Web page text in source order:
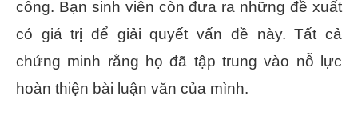
công. Bạn sinh viên còn đưa ra những đề xuất
có giá trị để giải quyết vấn đề này. Tất cả
chứng minh rằng họ đã tập trung vào nỗ lực
hoàn thiện bài luận văn của mình.